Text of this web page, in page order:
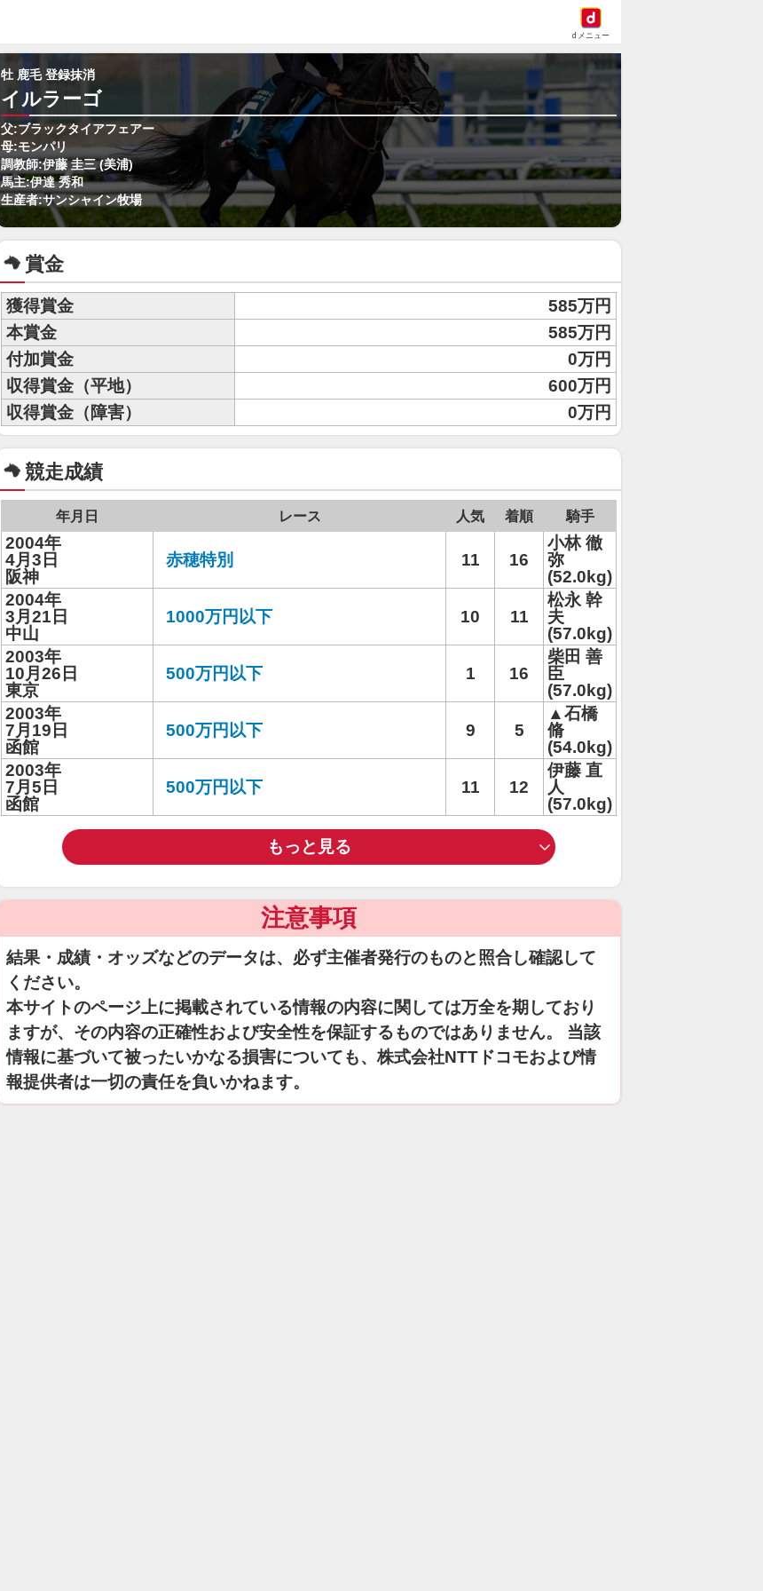
dメニュー
牡 鹿毛 登録抹消
イルラーゴ
父:ブラックタイアフェアー
母:モンパリ
調教師:伊藤 圭三 (美浦)
馬主:伊達 秀和
生産者:サンシャイン牧場
賞金
獲得賞金
585万円
本賞金
585万円
付加賞金
0万円
収得賞金（平地）
600万円
収得賞金（障害）
0万円
競走成績
年月日 レース 人気 着順 騎手
2004年
4月3日
阪神
赤穂特別 11 16
小林 徹
弥
(52.0kg)
2004年
3月21日
中山
1000万円以下 10 11
松永 幹
夫
(57.0kg)
2003年
10月26日
東京
500万円以下 1 16
柴田 善
臣
(57.0kg)
2003年
7月19日
函館
500万円以下 9 5
▲石橋
脩
(54.0kg)
2003年
7月5日
函館
500万円以下 11 12
伊藤 直
人
(57.0kg)
もっと見る
注意事項
結果・成績・オッズなどのデータは、必ず主催者発行のものと照合し確認して
ください。
本サイトのページ上に掲載されている情報の内容に関しては万全を期しており
ますが、その内容の正確性および安全性を保証するものではありません。 当該
情報に基づいて被ったいかなる損害についても、株式会社NTTドコモおよび情
報提供者は一切の責任を負いかねます。